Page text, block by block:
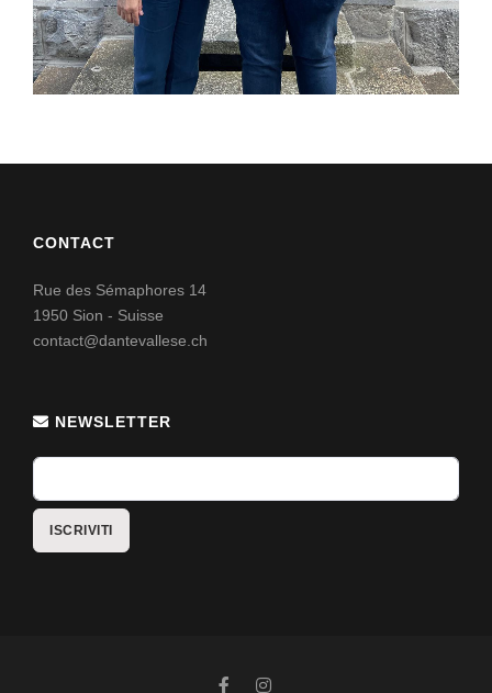
CONTACT
Rue des Sémaphores 14
1950 Sion - Suisse
contact@dantevallese.ch
NEWSLETTER